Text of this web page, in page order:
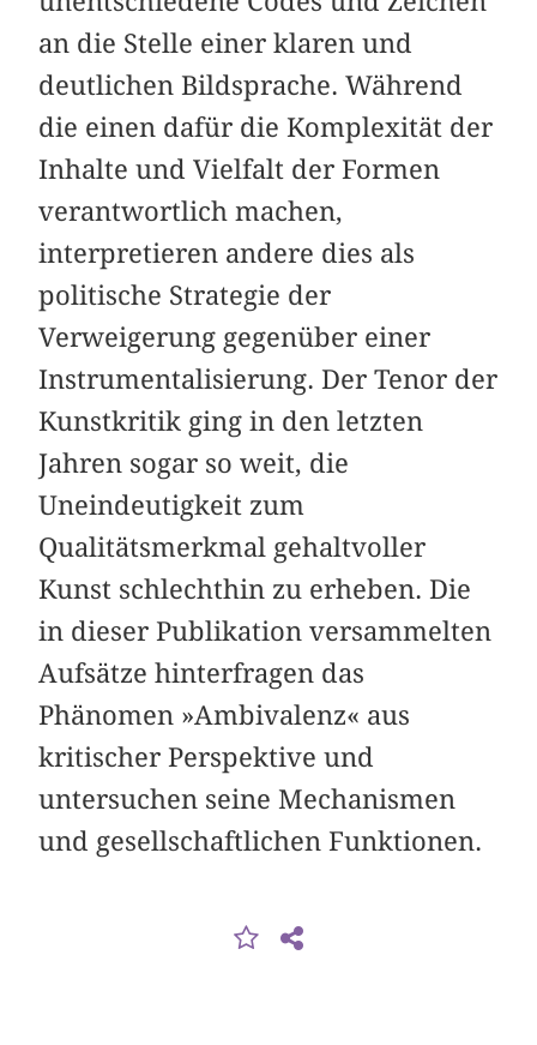
an die Stelle einer klaren und
deutlichen Bildsprache. Während
die einen dafür die Komplexität der
Inhalte und Vielfalt der Formen
verantwortlich machen,
interpretieren andere dies als
politische Strategie der
Verweigerung gegenüber einer
Instrumentalisierung. Der Tenor der
Kunstkritik ging in den letzten
Jahren sogar so weit, die
Uneindeutigkeit zum
Qualitätsmerkmal gehaltvoller
Kunst schlechthin zu erheben. Die
in dieser Publikation versammelten
Aufsätze hinterfragen das
Phänomen »Ambivalenz« aus
kritischer Perspektive und
untersuchen seine Mechanismen
und gesellschaftlichen Funktionen.